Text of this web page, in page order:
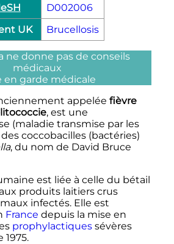
D002006
UK
Brucellosis
en garde médicale
appelée fièvre
, est une
(maladie transmise par les
coccobacilles (bactéries)
, du nom de David Bruce
est liée à celle du bétail
produits laitiers crus
infectés. Elle est
France depuis la mise en
prophylactiquessévères
1975.